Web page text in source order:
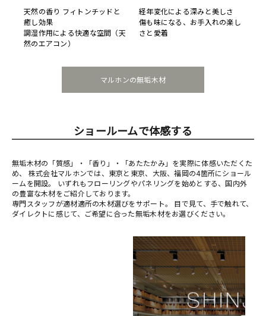
天然の香り フィトンチッドと
癒し効果
調湿作用による快適な空間（天
然のエアコン）
経年変化による深みと美しさ
傷も味になる、お手入れの楽し
さと愛着
マルホンの無垢木材
ショールームで体感する
無垢木材の「質感」・「香り」・「あたたかみ」を実際に体感いただくた
め、 株式会社マルホンでは、東京と東京、大阪、福岡の4箇所にショール
ームを開設。 いずれもフローリングやパネリングを始めとする、国内外
の豊富な木材をご紹介しております。
専門スタッフが適材適所の木材選びをサポート。 目で見て、手で触れて、
ダイレクトに感じて、ご希望に合った無垢木材をお選びください。